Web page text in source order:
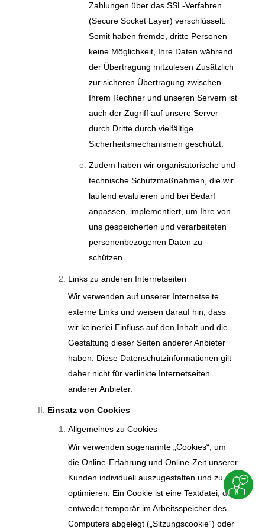
Zahlungen über das SSL-Verfahren
(Secure Socket Layer) verschlüsselt.
Somit haben fremde, dritte Personen
keine Möglichkeit, Ihre Daten während
der Übertragung mitzulesen Zusätzlich
zur sicheren Übertragung zwischen
Ihrem Rechner und unseren Servern ist
auch der Zugriff auf unsere Server
durch Dritte durch vielfältige
Sicherheitsmechanismen geschützt.
Zudem haben wir organisatorische und
technische Schutzmaßnahmen, die wir
laufend evaluieren und bei Bedarf
anpassen, implementiert, um Ihre von
uns gespeicherten und verarbeiteten
personenbezogenen Daten zu
schützen.
Links zu anderen Internetseiten
Wir verwenden auf unserer Internetseite
externe Links und weisen darauf hin, dass
wir keinerlei Einfluss auf den Inhalt und die
Gestaltung dieser Seiten anderer Anbieter
haben. Diese Datenschutzinformationen gilt
daher nicht für verlinkte Internetseiten
anderer Anbieter.
Einsatz von Cookies
Allgemeines zu Cookies
Wir verwenden sogenannte „Cookies“, um
die Online-Erfahrung und Online-Zeit unserer
Kunden individuell auszugestalten und zu
optimieren. Ein Cookie ist eine Textdatei, die
entweder temporär im Arbeitsspeicher des
Computers abgelegt („Sitzungscookie“) oder